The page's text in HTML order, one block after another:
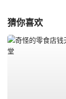
猜你喜欢